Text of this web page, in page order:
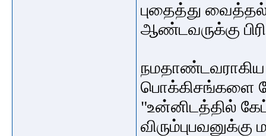
புதைத்து
ஆண்டவருக்கு
நமதாண்டவராகிய
பொக்கிசங்களை
"உன்னிடத்தில்
விரும்புபவனுக்கு